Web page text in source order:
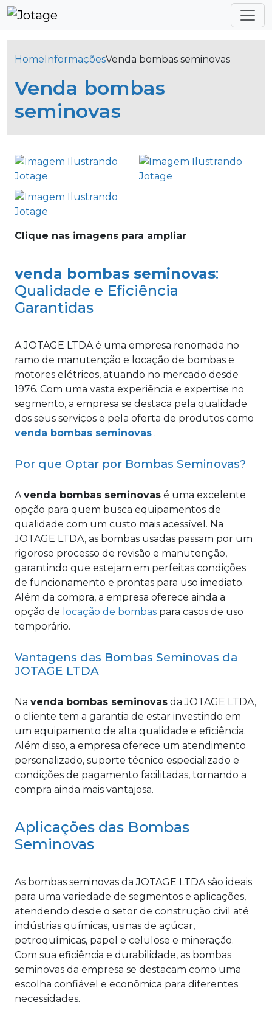
HomeInformaçõesVenda bombas seminovas
Venda bombas
seminovas
Clique nas imagens para ampliar
venda bombas seminovas:
Qualidade e Eficiência
Garantidas
A JOTAGE LTDA é uma empresa renomada no
ramo de manutenção e locação de bombas e
motores elétricos, atuando no mercado desde
1976. Com uma vasta experiência e expertise no
segmento, a empresa se destaca pela qualidade
dos seus serviços e pela oferta de produtos como
venda bombas seminovas .
Por que Optar por Bombas Seminovas?
Avenda bombas seminovas é uma excelente
opção para quem busca equipamentos de
qualidade com um custo mais acessível. Na
JOTAGE LTDA, as bombas usadas passam por um
rigoroso processo de revisão e manutenção,
garantindo que estejam em perfeitas condições
de funcionamento e prontas para uso imediato.
Além da compra, a empresa oferece ainda a
opção de locação de bombas para casos de uso
temporário.
Vantagens das Bombas Seminovas da
JOTAGE LTDA
Na venda bombas seminovas da JOTAGE LTDA,
o cliente tem a garantia de estar investindo em
um equipamento de alta qualidade e eficiência.
Além disso, a empresa oferece um atendimento
personalizado, suporte técnico especializado e
condições de pagamento facilitadas, tornando a
compra ainda mais vantajosa.
Aplicações das Bombas
Seminovas
As bombas seminovas da JOTAGE LTDA são ideais
para uma variedade de segmentos e aplicações,
atendendo desde o setor de construção civil até
indústrias químicas, usinas de açúcar,
petroquímicas, papel e celulose e mineração.
Com sua eficiência e durabilidade, as bombas
seminovas da empresa se destacam como uma
escolha confiável e econômica para diferentes
necessidades.